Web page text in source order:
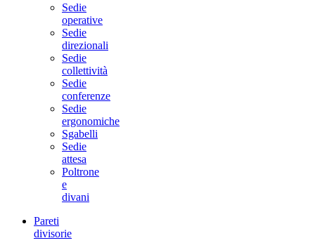
Sedie
operative
Sedie
direzionali
Sedie
collettività
Sedie
conferenze
Sedie
ergonomiche
Sgabelli
Sedie
attesa
Poltrone
e
divani
Pareti
divisorie